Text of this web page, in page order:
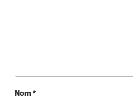
Nom*